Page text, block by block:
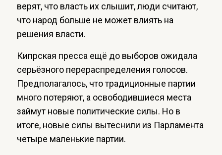
верят, что власть их слышит, люди считают,
что народ больше не может влиять на
решения власти.
Кипрская пресса ещё до выборов ожидала
серьёзного перераспределения голосов.
Предполагалось, что традиционные партии
много потеряют, а освободившиеся места
займут новые политические силы. Но в
итоге, новые силы вытеснили из Парламента
четыре маленькие партии.